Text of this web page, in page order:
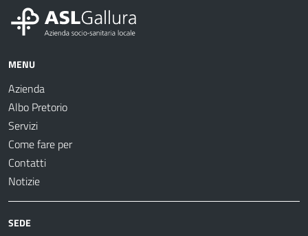
MENU
Azienda
Albo Pretorio
Servizi
Come fare per
Contatti
Notizie
SEDE